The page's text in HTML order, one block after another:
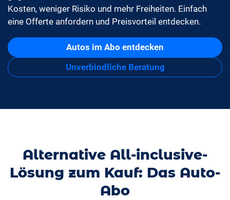
Kosten, weniger Risiko und mehr Freiheiten. Einfach
eine Offerte anfordern und Preisvorteil entdecken.
Autos im Abo entdecken
Unverbindliche Beratung
Alternative All-inclusive-
Lösung zum Kauf: Das Auto-
Abo